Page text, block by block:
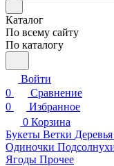
Каталог
По всему сайту
По каталогу
Войти
0
Сравнение
0
Избранное
0 Корзина
Букеты Ветки Деревья
Одиночки
Ягоды Прочее